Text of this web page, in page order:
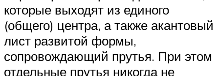
которые выходят из единого
(общего) центра, а также акантовый
лист развитой формы,
сопровождающий прутья. При этом
отдельные прутья никогда не